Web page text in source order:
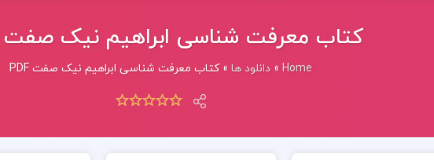
کتاب معرفت شناسی ابراهیم نیک صفت PDF
Home
»دانلود ها »کتاب معرفت شناسی ابراهیم نیک صفت PDF